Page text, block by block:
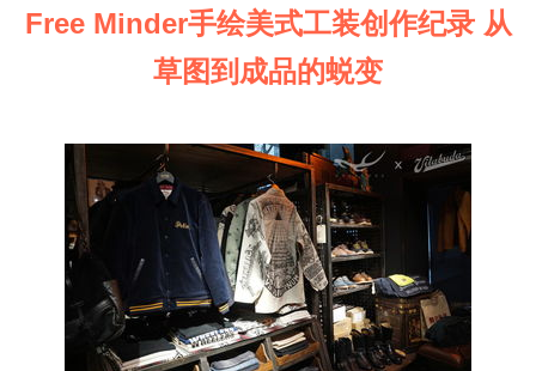
Free Minder手绘美式工装创作纪录 从
草图到成品的蜕变